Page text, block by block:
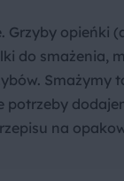
opieńki
do smażenia,
Smażymy
na